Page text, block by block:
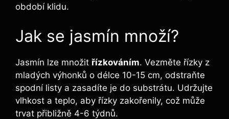
období klidu.
Jak se jasmín množí?
Jasmín lze množit řízkováním. Vezměte řízky z
mladých výhonků o délce 10-15 cm, odstraňte
spodní listy a zasadíte je do substrátu. Udržujte
vlhkost a teplo, aby řízky zakořenily, což může
trvat přibližně 4-6 týdnů.